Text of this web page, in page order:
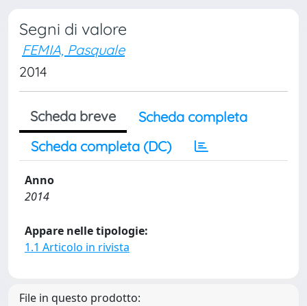
Segni di valore
FEMIA, Pasquale
2014
Scheda breve
Scheda completa
Scheda completa (DC)
Anno
2014
Appare nelle tipologie:
1.1 Articolo in rivista
File in questo prodotto: